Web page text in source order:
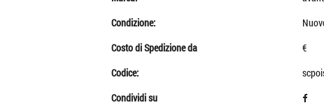
Condizione:
Costo di Spedizione da
€
Codice:
Condividi su